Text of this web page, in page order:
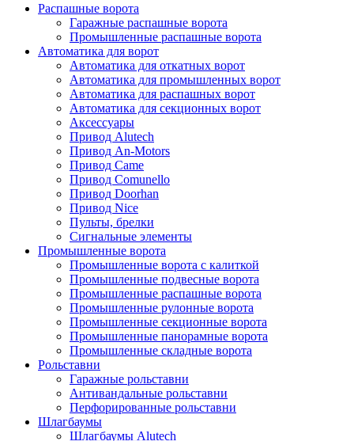
Распашные ворота
Гаражные распашные ворота
Промышленные распашные ворота
Автоматика для ворот
Автоматика для откатных ворот
Автоматика для промышленных ворот
Автоматика для распашных ворот
Автоматика для секционных ворот
Аксессуары
Привод Alutech
Привод An-Motors
Привод Came
Привод Comunello
Привод Doorhan
Привод Nice
Пульты, брелки
Сигнальные элементы
Промышленные ворота
Промышленные ворота с калиткой
Промышленные подвесные ворота
Промышленные распашные ворота
Промышленные рулонные ворота
Промышленные секционные ворота
Промышленные панорамные ворота
Промышленные складные ворота
Рольставни
Гаражные рольставни
Антивандальные рольставни
Перфорированные рольставни
Шлагбаумы
Шлагбаумы Alutech